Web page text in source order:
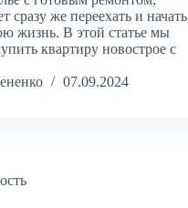
сразу же переехать и начать
жизнь. В этой статье мы
квартиру новострое с
07.09.2024